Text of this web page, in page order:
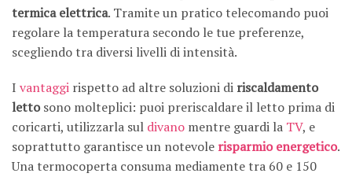
termica elettrica. Tramite un pratico telecomando puoi
regolare la temperatura secondo le tue preferenze,
scegliendo tra diversi livelli di intensità.
I vantaggi rispetto ad altre soluzioni di riscaldamento
lettosono molteplici: puoi preriscaldare il letto prima di
coricarti, utilizzarla sul divano mentre guardi la TV, e
soprattutto garantisce un notevole risparmio energetico.
Una termocoperta consuma mediamente tra 60 e 150